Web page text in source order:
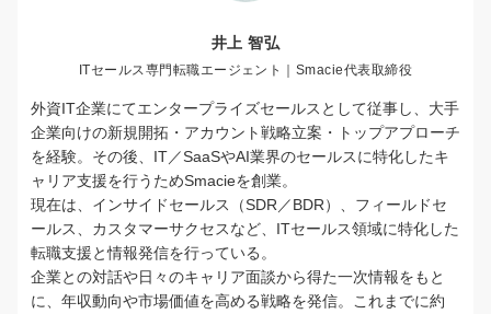
井上 智弘
ITセールス専門転職エージェント｜Smacie代表取締役
外資IT企業にてエンタープライズセールスとして従事し、大手
企業向けの新規開拓・アカウント戦略立案・トップアプローチ
を経験。その後、IT／SaaSやAI業界のセールスに特化したキ
ャリア支援を行うためSmacieを創業。
現在は、インサイドセールス（SDR／BDR）、フィールドセ
ールス、カスタマーサクセスなど、ITセールス領域に特化した
転職支援と情報発信を行っている。
企業との対話や日々のキャリア面談から得た一次情報をもと
に、年収動向や市場価値を高める戦略を発信。これまでに約